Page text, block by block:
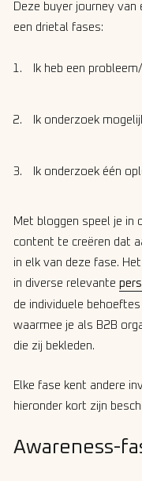
Deze buyer journey
een drietal fases:
Ik heb een
Ik onderzoek
Ik onderzoek één
Met bloggen speel je in
content te creëren dat
in elk van deze fase.
in diverse relevante
de individuele
waarmee je als B2B
die zij bekleden.
Elke fase kent andere
hieronder kort zijn
Awareness-